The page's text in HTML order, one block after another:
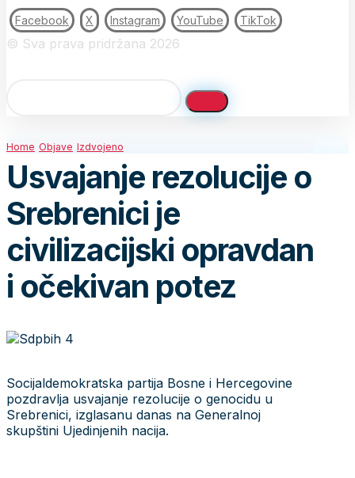
Facebook X Instagram YouTube TikTok
© Sva prava pridržana 2026
Home Objave Izdvojeno
Usvajanje rezolucije o
Srebrenici je
civilizacijski opravdan
i očekivan potez
Socijaldemokratska partija Bosne i Hercegovine
pozdravlja usvajanje rezolucije o genocidu u
Srebrenici, izglasanu danas na Generalnoj
skupštini Ujedinjenih nacija.